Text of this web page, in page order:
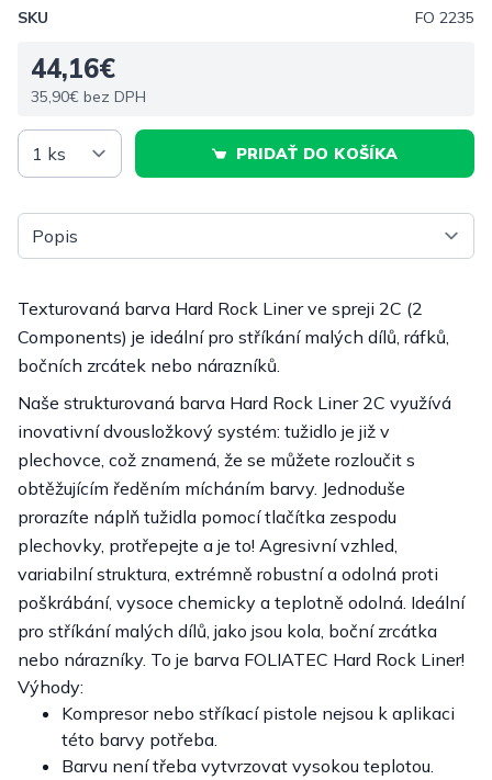
SKU FO 2235
44,16€
35,90€ bez DPH
PRIDAŤ DO KOŠÍKA
Vyberte tab
Texturovaná barva Hard Rock Liner ve spreji 2C (2
Components) je ideální pro stříkání malých dílů, ráfků,
bočních zrcátek nebo nárazníků.
Naše strukturovaná barva Hard Rock Liner 2C využívá
inovativní dvousložkový systém: tužidlo je již v
plechovce, což znamená, že se můžete rozloučit s
obtěžujícím ředěním mícháním barvy. Jednoduše
prorazíte náplň tužidla pomocí tlačítka zespodu
plechovky, protřepejte a je to! Agresivní vzhled,
variabilní struktura, extrémně robustní a odolná proti
poškrábání, vysoce chemicky a teplotně odolná. Ideální
pro stříkání malých dílů, jako jsou kola, boční zrcátka
nebo nárazníky. To je barva FOLIATEC Hard Rock Liner!
Výhody:
Kompresor nebo stříkací pistole nejsou k aplikaci
této barvy potřeba.
Barvu není třeba vytvrzovat vysokou teplotou.